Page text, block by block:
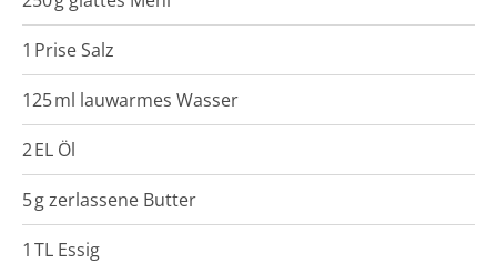
1 PriseSalz
125ml lauwarmes Wasser
2EL Öl
5gzerlassene Butter
1 TL Essig